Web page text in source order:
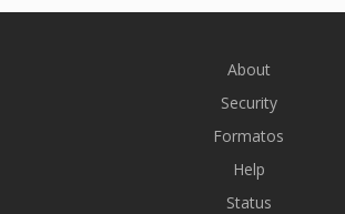
About
Security
Formatos
Help
Status